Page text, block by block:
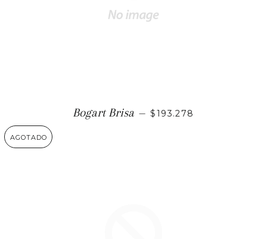
Bogart Brisa — PRECIO HABITUAL
$193.278
AGOTADO